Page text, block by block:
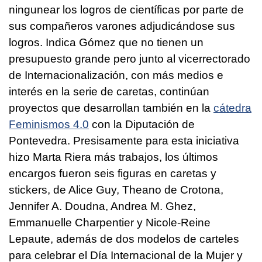
ningunear los logros de científicas por parte de
sus compañeros varones adjudicándose sus
logros. Indica Gómez que no tienen un
presupuesto grande pero junto al vicerrectorado
de Internacionalización, con más medios e
interés en la serie de caretas, continúan
proyectos que desarrollan también en la cátedra
Feminismos 4.0 con la Diputación de
Pontevedra. Presisamente para esta iniciativa
hizo Marta Riera más trabajos, los últimos
encargos fueron seis figuras en caretas y
stickers, de Alice Guy, Theano de Crotona,
Jennifer A. Doudna, Andrea M. Ghez,
Emmanuelle Charpentier y Nicole-Reine
Lepaute, además de dos modelos de carteles
para celebrar el Día Internacional de la Mujer y